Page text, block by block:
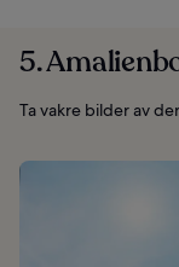
5.
Ta vakre bilder av